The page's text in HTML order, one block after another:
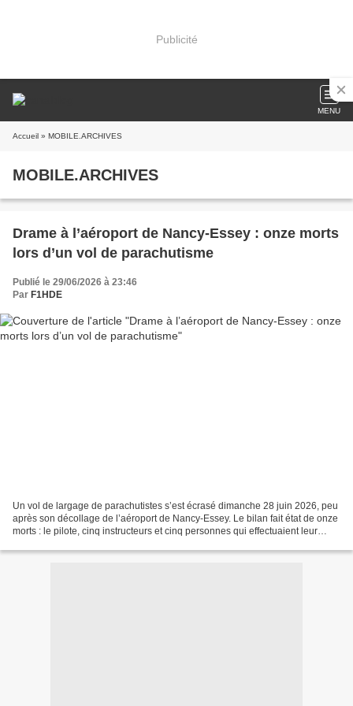
Publicité
MENU
Accueil » MOBILE.ARCHIVES
MOBILE.ARCHIVES
Drame à l’aéroport de Nancy-Essey : onze morts
lors d’un vol de parachutisme
Publié le 29/06/2026 à 23:46
Par F1HDE
Un vol de largage de parachutistes s’est écrasé dimanche 28 juin 2026, peu
après son décollage de l’aéroport de Nancy-Essey. Le bilan fait état de onze
morts : le pilote, cinq instructeurs et cinq personnes qui effectuaient leur